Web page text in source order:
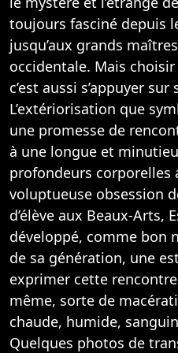
toujours fasciné depuis
jusqu’aux grands
occidentale. Mais
c’est aussi s’appuyer sur
L’extériorisation que
une promesse de
à une longue et
profondeurs corporelles
voluptueuse obsession
d’élève aux Beaux-Arts,
développé, comme bon
de sa génération, une
exprimer cette
même, sorte de
chaude, humide,
Quelques photos de